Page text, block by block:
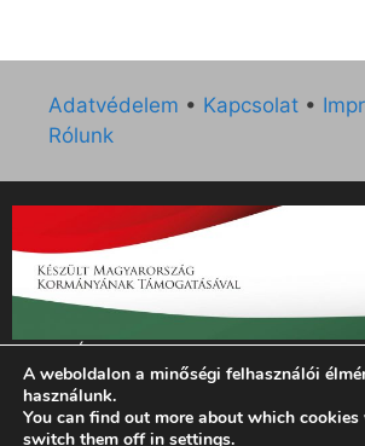
Adatvédelem • Kapcsolat •
Rólunk
„Az Új Ember katolikus hetilap 2014.
támogatását az EGYH-KCP-14-P-
szerződés keretében 3 000 000 Ft
Emberi Erőforrások
A weboldalon a minőségi felhasználói
használunk.
You can find out more about which cookies
switch them off in settings.